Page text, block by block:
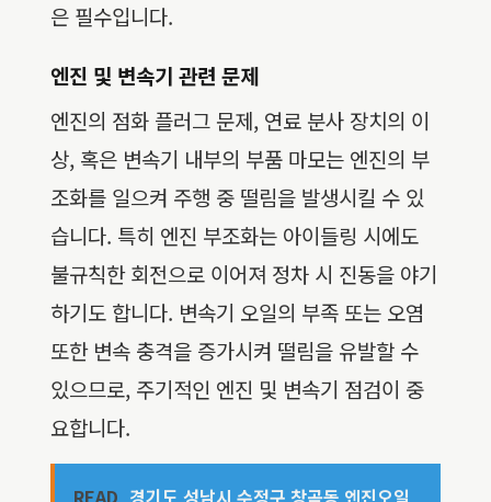
은 필수입니다.
엔진 및 변속기 관련 문제
엔진의 점화 플러그 문제, 연료 분사 장치의 이
상, 혹은 변속기 내부의 부품 마모는 엔진의 부
조화를 일으켜 주행 중 떨림을 발생시킬 수 있
습니다. 특히 엔진 부조화는 아이들링 시에도
불규칙한 회전으로 이어져 정차 시 진동을 야기
하기도 합니다. 변속기 오일의 부족 또는 오염
또한 변속 충격을 증가시켜 떨림을 유발할 수
있으므로, 주기적인 엔진 및 변속기 점검이 중
요합니다.
READ 경기도 성남시 수정구 창곡동 엔진오일